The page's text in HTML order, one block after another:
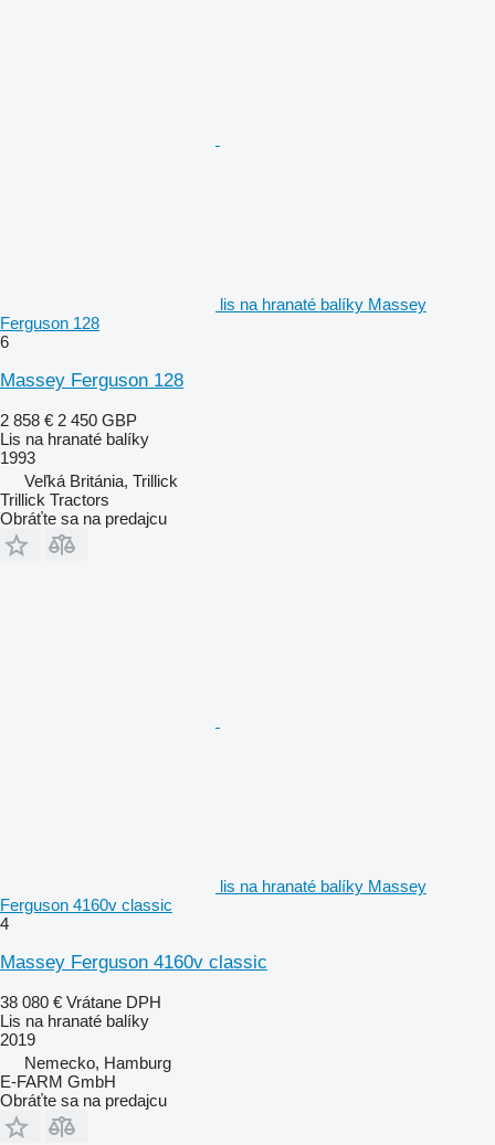
lis na hranaté balíky Massey
Ferguson 128
6
Massey Ferguson 128
2 858 € 2 450 GBP
Lis na hranaté balíky
1993
Veľká Británia, Trillick
Trillick Tractors
Obráťte sa na predajcu
lis na hranaté balíky Massey
Ferguson 4160v classic
4
Massey Ferguson 4160v classic
38 080 € Vrátane DPH
Lis na hranaté balíky
2019
Nemecko, Hamburg
E-FARM GmbH
Obráťte sa na predajcu